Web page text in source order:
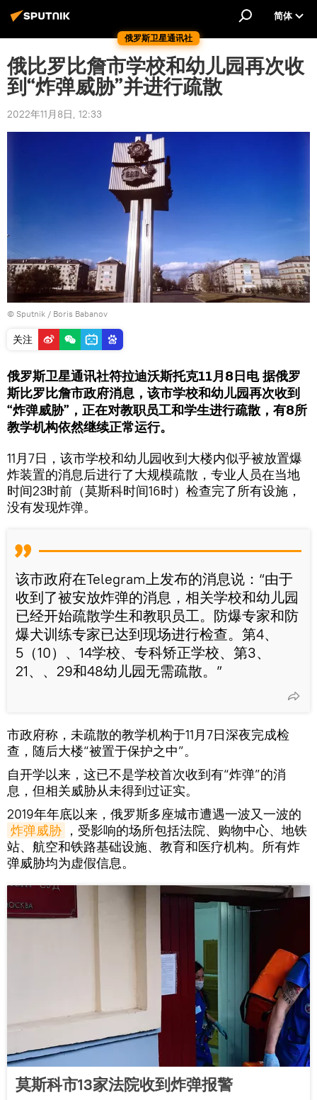
俄罗斯卫星通讯社
简体
俄比罗比詹市学校和幼儿园再次收
到“炸弹威胁”并进行疏散
2022年11月8日, 12:33
© Sputnik / Boris Babanov
关注
俄罗斯卫星通讯社符拉迪沃斯托克11月8日电 据俄罗
斯比罗比詹市政府消息，该市学校和幼儿园再次收到
“炸弹威胁”，正在对教职员工和学生进行疏散，有8所
教学机构依然继续正常运行。
11月7日，该市学校和幼儿园收到大楼内似乎被放置爆
炸装置的消息后进行了大规模疏散，专业人员在当地
时间23时前（莫斯科时间16时）检查完了所有设施，
没有发现炸弹。
该市政府在Telegram上发布的消息说：“由于
收到了被安放炸弹的消息，相关学校和幼儿园
已经开始疏散学生和教职员工。防爆专家和防
爆犬训练专家已达到现场进行检查。第4、
5（10）、14学校、专科矫正学校、第3、
21、、29和48幼儿园无需疏散。”
市政府称，未疏散的教学机构于11月7日深夜完成检
查，随后大楼“被置于保护之中”。
自开学以来，这已不是学校首次收到有“炸弹”的消
息，但相关威胁从未得到过证实。
2019年年底以来，俄罗斯多座城市遭遇一波又一波的
炸弹威胁 ，受影响的场所包括法院、购物中心、地铁
站、航空和铁路基础设施、教育和医疗机构。所有炸
弹威胁均为虚假信息。
莫斯科市13家法院收到炸弹报警